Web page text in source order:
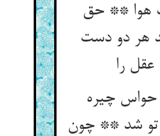
هوا ** حق
هر دو دست
عقل را
چیره
تو شد ** چون